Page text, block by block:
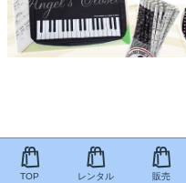
TOP レンタル 販売